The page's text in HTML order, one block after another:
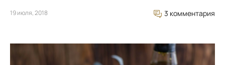
19 июля, 2018 3 комментария